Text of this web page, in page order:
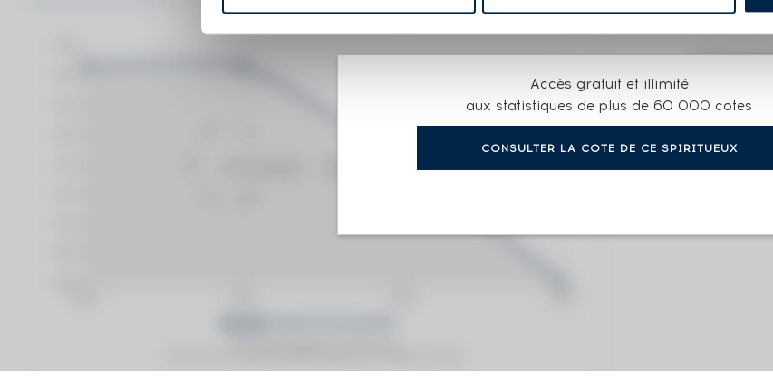
Accès gratuit et illimité
aux statistiques de plus de 60 000 cotes
CONSULTER LA COTE DE CE SPIRITUEUX
881